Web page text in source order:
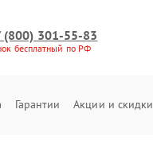
(800) 301-55-83
бесплатный по РФ
Гарантии Акции и скидки